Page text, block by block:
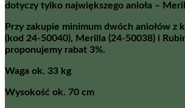
dotyczy tylko największego anioła –
Przy zakupie minimum dwóch aniołów z
(kod 24-50040), Merilla (24-50038) i
proponujemy rabat 3%.
Waga ok. 33 kg
Wysokość ok. 70 cm